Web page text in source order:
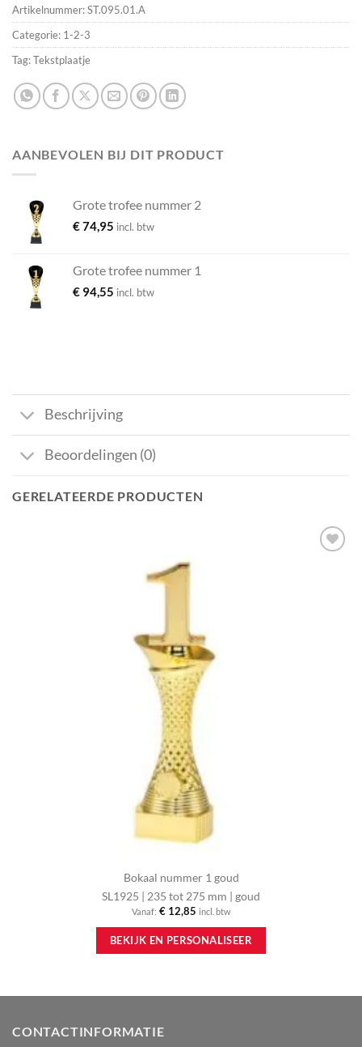
Artikelnummer:ST.095.01.A
Categorie: 1-2-3
Tag:Tekstplaatje
AANBEVOLEN BIJ DIT PRODUCT
Grote trofee nummer 2
€74,95 incl. btw
Grote trofee nummer 1
€ 94,55 incl. btw
Beschrijving
Beoordelingen (0)
GERELATEERDE PRODUCTEN
Bokaal nummer 1 goud
SL1925 | 235 tot 275 mm | goud
Vanaf: € 12,85 incl. btw
BEKIJK EN PERSONALISEER
heeft
CONTACTINFORMATIE